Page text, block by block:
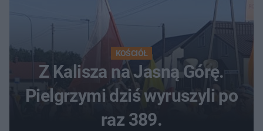
KOŚCIÓŁ
Z Kalisza na Jasną Górę.
Pielgrzymi dziś wyruszyli po
raz 389.